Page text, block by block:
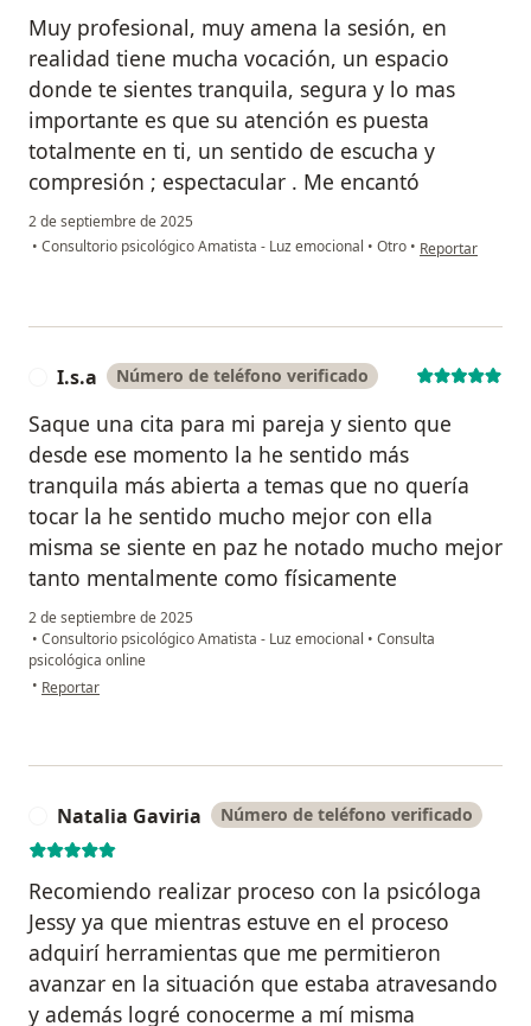
Muy profesional, muy amena la sesión, en
realidad tiene mucha vocación, un espacio
donde te sientes tranquila, segura y lo mas
importante es que su atención es puesta
totalmente en ti, un sentido de escucha y
compresión ; espectacular . Me encantó
2 de septiembre de 2025
• Consultorio psicológico Amatista - Luz emocional • Otro • en opinión del
Reportar
I.s.a Número de teléfono verificado
Saque una cita para mi pareja y siento que
desde ese momento la he sentido más
tranquila más abierta a temas que no quería
tocar la he sentido mucho mejor con ella
misma se siente en paz he notado mucho mejor
tanto mentalmente como físicamente
2 de septiembre de 2025
• Consultorio psicológico Amatista - Luz emocional • Consulta
psicológica online
• en opinión del usuario I.s.a
Reportar
Natalia Gaviria Número de teléfono verificado
Recomiendo realizar proceso con la psicóloga
Jessy ya que mientras estuve en el proceso
adquirí herramientas que me permitieron
avanzar en la situación que estaba atravesando
y además logré conocerme a mí misma